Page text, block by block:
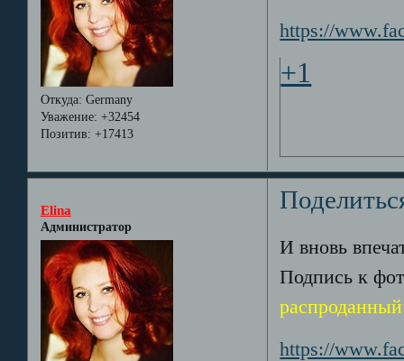
Откуда: Germany
Уважение: +32454
Позитив: +17413
https://
+1
Elina
Администратор
И вновь
Подпись к
https://